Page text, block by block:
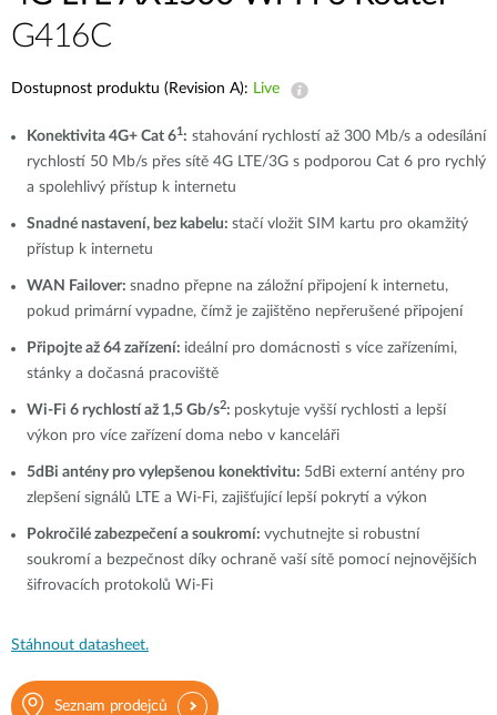
G416C
Dostupnost produktu (Revision A): Live
Konektivita 4G+ Cat 61 : stahování rychlostí až 300 Mb/s a odesílání
rychlostí 50 Mb/s přes sítě 4G LTE/3G s podporou Cat 6 pro rychlý
a spolehlivý přístup k internetu
Snadné nastavení, bez kabelu: stačí vložit SIM kartu pro okamžitý
přístup k internetu
WAN Failover: snadno přepne na záložní připojení k internetu,
pokud primární vypadne, čímž je zajištěno nepřerušené připojení
Připojte až 64 zařízení: ideální pro domácnosti s více zařízeními,
stánky a dočasná pracoviště
Wi-Fi 6 rychlostí až 1,5 Gb/s2: poskytuje vyšší rychlosti a lepší
výkon pro více zařízení doma nebo v kanceláři
5dBi antény pro vylepšenou konektivitu: 5dBi externí antény pro
zlepšení signálů LTE a Wi-Fi, zajišťující lepší pokrytí a výkon
Pokročilé zabezpečení a soukromí: vychutnejte si robustní
soukromí a bezpečnost díky ochraně vaší sítě pomocí nejnovějších
šifrovacích protokolů Wi-Fi
Stáhnout datasheet.
Seznam prodejců